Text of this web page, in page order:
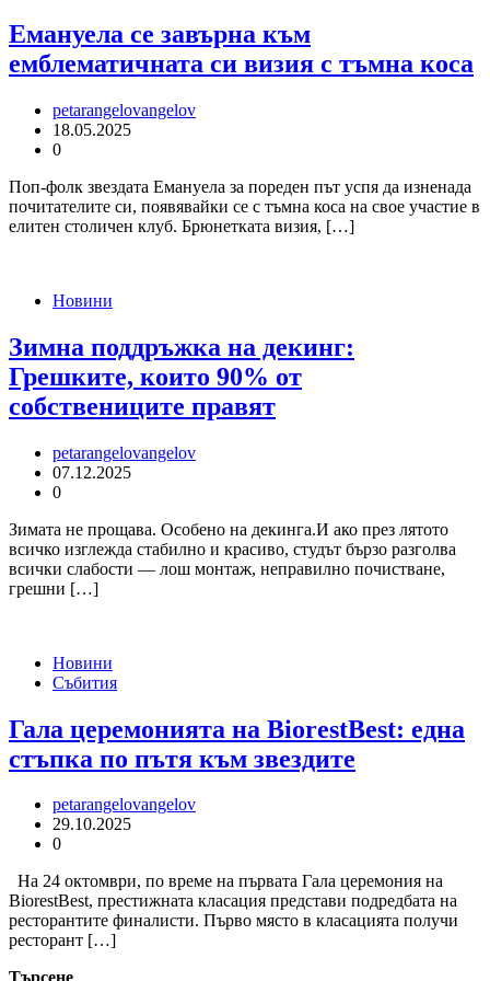
Емануела се завърна към
емблематичната си визия с тъмна коса
petarangelovangelov
18.05.2025
0
Поп-фолк звездата Емануела за пореден път успя да изненада
почитателите си, появявайки се с тъмна коса на свое участие в
елитен столичен клуб. Брюнетката визия, […]
Новини
Зимна поддръжка на декинг:
Грешките, които 90% от
собствениците правят
petarangelovangelov
07.12.2025
0
Зимата не прощава. Особено на декинга.И ако през лятото
всичко изглежда стабилно и красиво, студът бързо разголва
всички слабости — лош монтаж, неправилно почистване,
грешни […]
Новини
Събития
Гала церемонията на BiorestBest: една
стъпка по пътя към звездите
petarangelovangelov
29.10.2025
0
На 24 октомври, по време на първата Гала церемония на
BiorestBest, престижната класация представи подредбата на
ресторантите финалисти. Първо място в класацията получи
ресторант […]